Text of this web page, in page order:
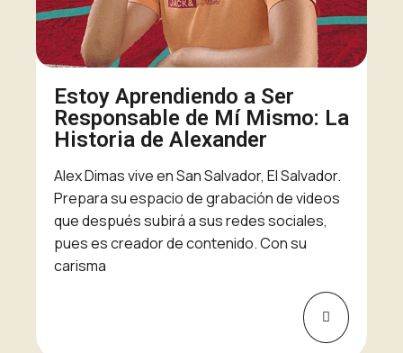
Estoy Aprendiendo a Ser
Responsable de Mí Mismo: La
Historia de Alexander
Alex Dimas vive en San Salvador, El Salvador.
Prepara su espacio de grabación de videos
que después subirá a sus redes sociales,
pues es creador de contenido. Con su
carisma